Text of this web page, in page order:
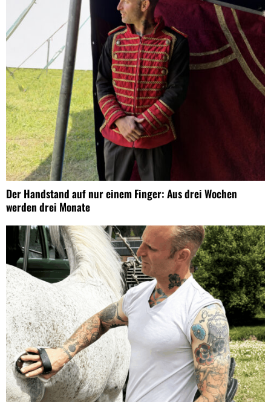
Der Handstand auf nur einem Finger: Aus drei Wochen
werden drei Monate